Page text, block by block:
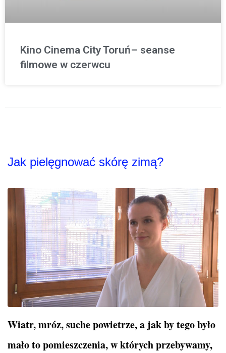
Kino Cinema City Toruń– seanse
filmowe w czerwcu
Jak pielęgnować skórę zimą?
Wiatr, mróz, suche powietrze, a jak by tego było
mało to pomieszczenia, w których przebywamy,